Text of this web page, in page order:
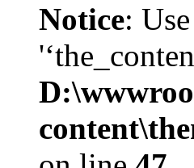
Notice: